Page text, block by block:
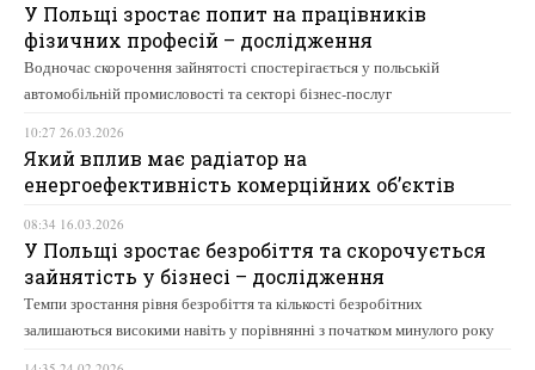
У Польщі зростає попит на працівників
фізичних професій – дослідження
Водночас скорочення зайнятості спостерігається у польській
автомобільній промисловості та секторі бізнес-послуг
10:27 26.03.2026
Який вплив має радіатор на
енергоефективність комерційних об’єктів
08:34 16.03.2026
У Польщі зростає безробіття та скорочується
зайнятість у бізнесі – дослідження
Темпи зростання рівня безробіття та кількості безробітних
залишаються високими навіть у порівнянні з початком минулого року